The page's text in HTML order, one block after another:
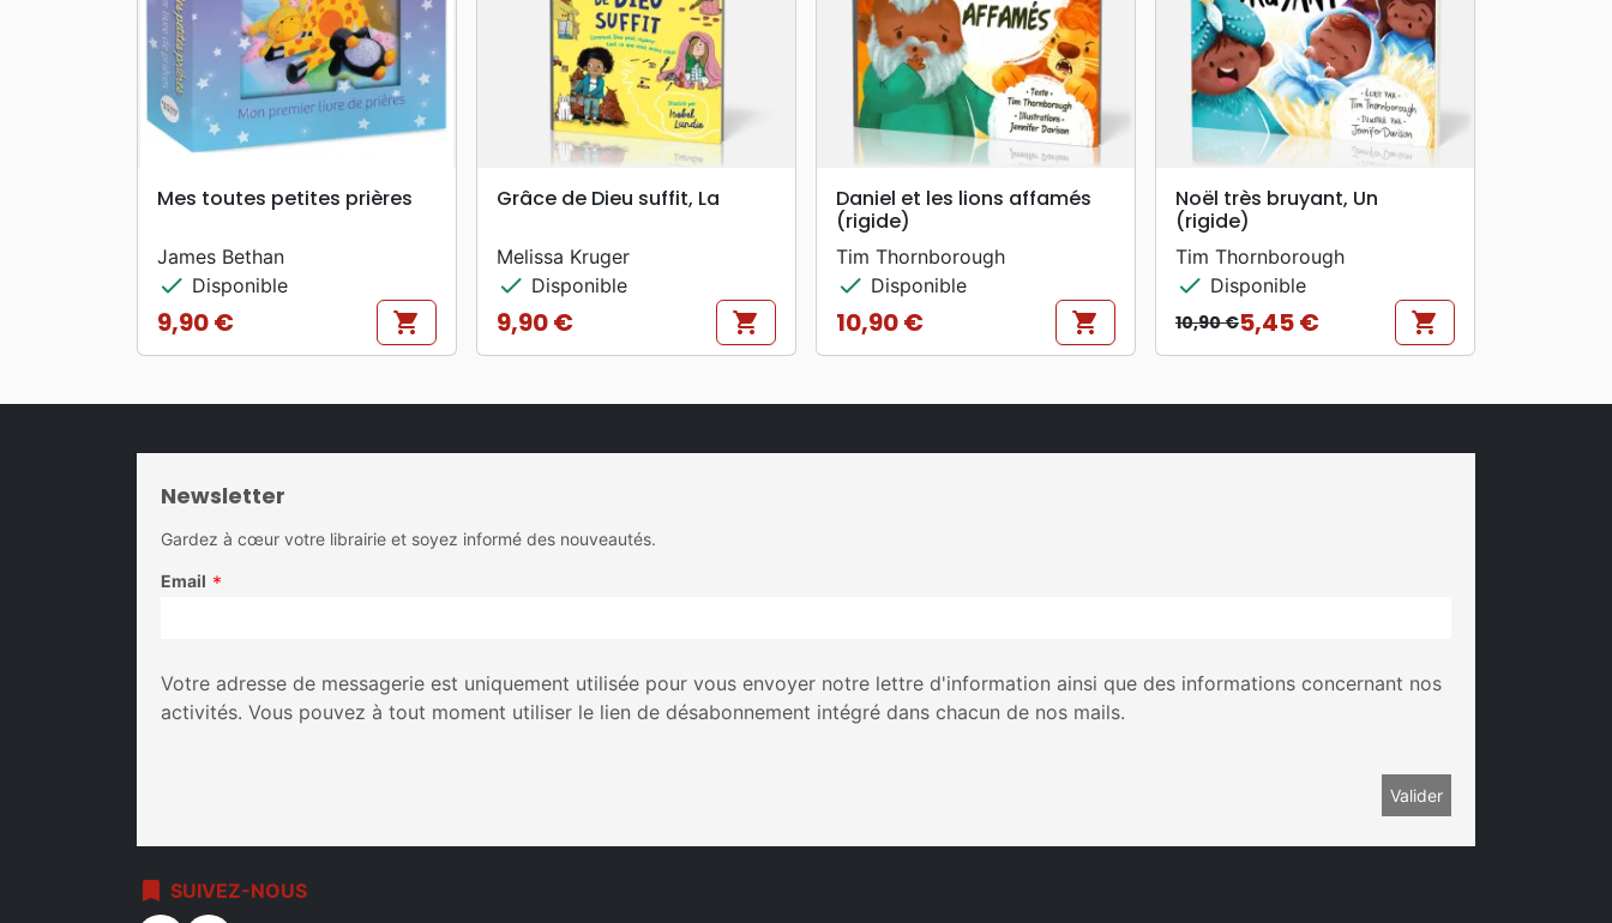
search APERÇU RAPIDE
Mes toutes petites prières
James Bethan
check Disponible
Prix
9,90 € shopping_cart
searchAPERÇU RAPIDE
Grâce de Dieu suffit, La
Melissa Kruger
check Disponible
Prix
9,90 € shopping_cart
search APERÇU RAPIDE
Daniel et les lions affamés
(rigide)
Tim Thornborough
check Disponible
Prix
10,90 € shopping_cart
search APERÇU RAPIDE
Noël très bruyant, Un
(rigide)
Tim Thornborough
check Disponible
Prix de base
10,90 €
Prix 5,45 € shopping_cart
Newsletter
Gardez à cœur votre librairie et soyez informé des nouveautés.
Email *
Votre adresse de messagerie est uniquement utilisée pour vous envoyer notre lettre d'information ainsi que des informations concernant nos
activités. Vous pouvez à tout moment utiliser le lien de désabonnement intégré dans chacun de nos mails.
bookmark SUIVEZ-NOUS